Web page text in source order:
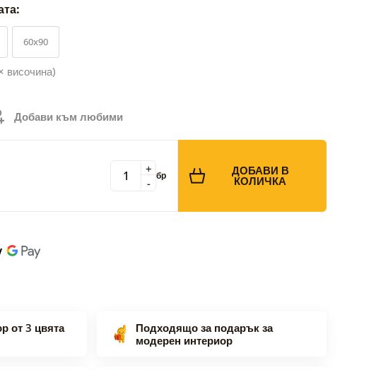
60x90
височина)
Добави към любими
-
+ бр ДОБАВИ В
КОЛИЧКА
от 3 цвята
Подходящо за подарък за
модерен интериор